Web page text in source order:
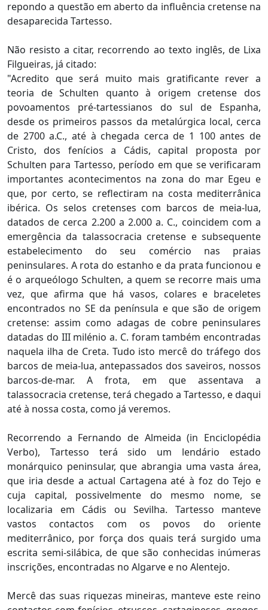
repondo a questão em aberto da influência cretense na
desaparecida Tartesso.
Não resisto a citar, recorrendo ao texto inglês, de Lixa
Filgueiras, já citado:
"Acredito que será muito mais gratificante rever a
teoria de Schulten quanto à origem cretense dos
povoamentos pré-tartessianos do sul de Espanha,
desde os primeiros passos da metalúrgica local, cerca
de 2700 a.C., até à chegada cerca de 1 100 antes de
Cristo, dos fenícios a Cádis, capital proposta por
Schulten para Tartesso, período em que se verificaram
importantes acontecimentos na zona do mar Egeu e
que, por certo, se reflectiram na costa mediterrânica
ibérica. Os selos cretenses com barcos de meia-lua,
datados de cerca 2.200 a 2.000 a. C., coincidem com a
emergência da talassocracia cretense e subsequente
estabelecimento do seu comércio nas praias
peninsulares. A rota do estanho e da prata funcionou e
é o arqueólogo Schulten, a quem se recorre mais uma
vez, que afirma que há vasos, colares e braceletes
encontrados no SE da península e que são de origem
cretense: assim como adagas de cobre peninsulares
datadas do III milénio a. C. foram também encontradas
naquela ilha de Creta. Tudo isto mercê do tráfego dos
barcos de meia-lua, antepassados dos saveiros, nossos
barcos-de-mar. A frota, em que assentava a
talassocracia cretense, terá chegado a Tartesso, e daqui
até à nossa costa, como já veremos.
Recorrendo a Fernando de Almeida (in Enciclopédia
Verbo), Tartesso terá sido um lendário estado
monárquico peninsular, que abrangia uma vasta área,
que iria desde a actual Cartagena até à foz do Tejo e
cuja capital, possivelmente do mesmo nome, se
localizaria em Cádis ou Sevilha. Tartesso manteve
vastos contactos com os povos do oriente
mediterrânico, por força dos quais terá surgido uma
escrita semi-silábica, de que são conhecidas inúmeras
inscrições, encontradas no Algarve e no Alentejo.
Mercê das suas riquezas mineiras, manteve este reino